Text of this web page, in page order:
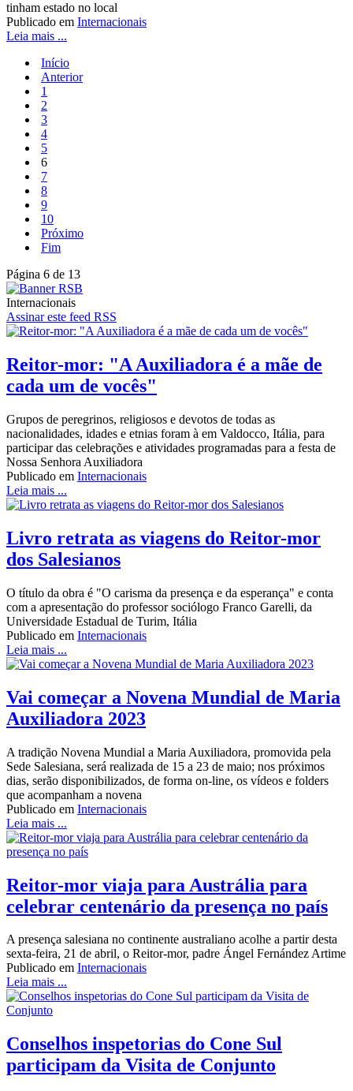
tinham estado no local
Publicado em Internacionais
Leia mais ...
Início
Anterior
1
2
3
4
5
6
7
8
9
10
Próximo
Fim
Página 6 de 13
Internacionais
Assinar este feed RSS
Reitor-mor: "A Auxiliadora é a mãe de
cada um de vocês"
Grupos de peregrinos, religiosos e devotos de todas as
nacionalidades, idades e etnias foram à em Valdocco, Itália, para
participar das celebrações e atividades programadas para a festa de
Nossa Senhora Auxiliadora
Publicado em Internacionais
Leia mais ...
Livro retrata as viagens do Reitor-mor
dos Salesianos
O título da obra é "O carisma da presença e da esperança" e conta
com a apresentação do professor sociólogo Franco Garelli, da
Universidade Estadual de Turim, Itália
Publicado em Internacionais
Leia mais ...
Vai começar a Novena Mundial de Maria
Auxiliadora 2023
A tradição Novena Mundial a Maria Auxiliadora, promovida pela
Sede Salesiana, será realizada de 15 a 23 de maio; nos próximos
dias, serão disponibilizados, de forma on-line, os vídeos e folders
que acompanham a novena
Publicado em Internacionais
Leia mais ...
Reitor-mor viaja para Austrália para
celebrar centenário da presença no país
A presença salesiana no continente australiano acolhe a partir desta
sexta-feira, 21 de abril, o Reitor-mor, padre Ángel Fernández Artime
Publicado em Internacionais
Leia mais ...
Conselhos inspetorias do Cone Sul
participam da Visita de Conjunto